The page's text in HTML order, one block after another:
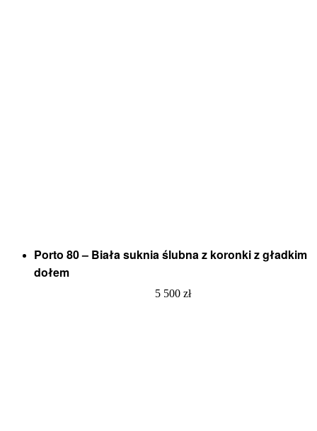
Porto 80 – Biała suknia ślubna z koronki z gładkim
dołem
5 500 zł